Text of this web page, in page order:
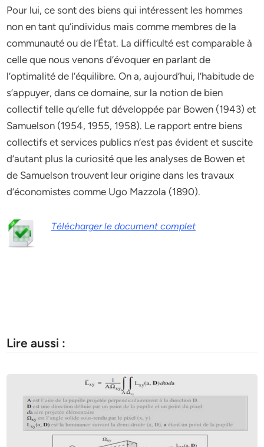
Pour lui, ce sont des biens qui intéressent les hommes
non en tant qu’individus mais comme membres de la
communauté ou de l’État. La difficulté est comparable à
celle que nous venons d’évoquer en parlant de
l’optimalité de l’équilibre. On a, aujourd’hui, l’habitude de
s’appuyer, dans ce domaine, sur la notion de bien
collectif telle qu’elle fut développée par Bowen (1943) et
Samuelson (1954, 1955, 1958). Le rapport entre biens
collectifs et services publics n’est pas évident et suscite
d’autant plus la curiosité que les analyses de Bowen et
de Samuelson trouvent leur origine dans les travaux
d’économistes comme Ugo Mazzola (1890).
Télécharger le document complet
Lire aussi :